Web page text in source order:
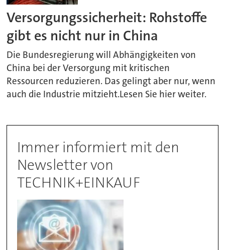
Versorgungssicherheit: Rohstoffe
gibt es nicht nur in China
Die Bundesregierung will Abhängigkeiten von
China bei der Versorgung mit kritischen
Ressourcen reduzieren. Das gelingt aber nur, wenn
auch die Industrie mitzieht.Lesen Sie hier weiter.
Immer informiert mit den
Newsletter von
TECHNIK+EINKAUF